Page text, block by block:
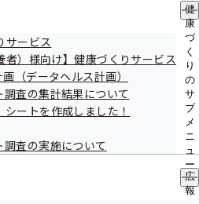
健
康
づ
く
り
の
サ
ブ
メ
ニ
ュ
ー
サービス
者）様向け】健康づくりサービス
（データヘルス計画）
査の集計結果について
シートを作成しました！
査の実施について
広
報
ことができない状態にした情報
含まれる個人に関する